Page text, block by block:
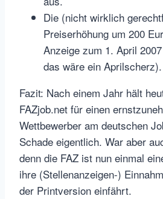
Die (nicht wirklich
Preiserhöhung um 200
Anzeige zum 1. April
das wäre ein Aprilscherz).
Fazit: Nach einem Jahr hält
FAZjob.net für einen
Wettbewerber am deutschen
Schade eigentlich. War aber
denn die FAZ ist nun einmal
ihre (Stellenanzeigen-)
der Printversion einfährt.